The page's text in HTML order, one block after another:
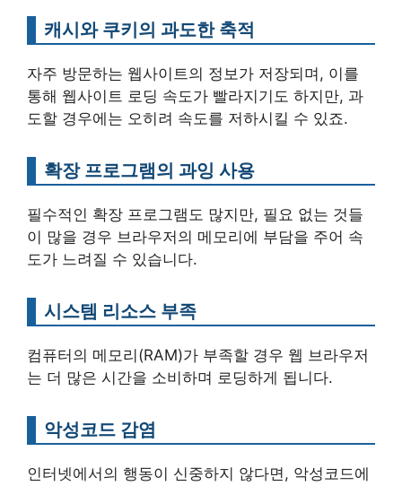
캐시와 쿠키의 과도한 축적
자주 방문하는 웹사이트의 정보가 저장되며, 이를
통해 웹사이트 로딩 속도가 빨라지기도 하지만, 과
도할 경우에는 오히려 속도를 저하시킬 수 있죠.
확장 프로그램의 과잉 사용
필수적인 확장 프로그램도 많지만, 필요 없는 것들
이 많을 경우 브라우저의 메모리에 부담을 주어 속
도가 느려질 수 있습니다.
시스템 리소스 부족
컴퓨터의 메모리(RAM)가 부족할 경우 웹 브라우저
는 더 많은 시간을 소비하며 로딩하게 됩니다.
악성코드 감염
인터넷에서의 행동이 신중하지 않다면, 악성코드에